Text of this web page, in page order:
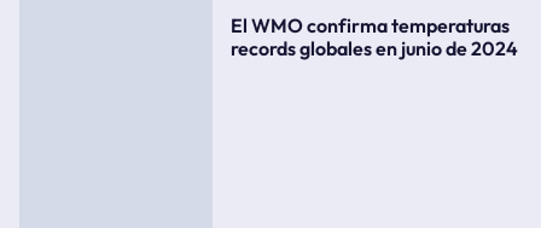
El WMO confirma temperaturas
records globales en junio de 2024